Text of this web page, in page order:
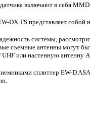
включают в себя
DX TS представляет
системы,
съемные антенны могут
или настенную антенну
сплиттер EW-D